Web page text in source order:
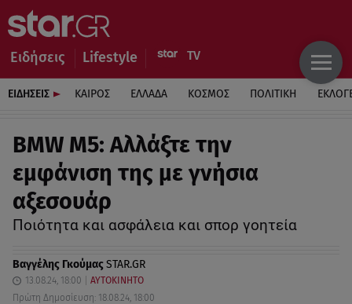
Ειδήσεις Lifestyle
ΕΙΔΗΣΕΙΣ ΚΑΙΡΟΣ ΕΛΛΑΔΑ ΚΟΣΜΟΣ ΠΟΛΙΤΙΚΗ
BMW M5: Αλλάξτε την
εμφάνιση της με γνήσια
αξεσουάρ
Ποιότητα και ασφάλεια και σπορ γοητεία
Βαγγέλης ΓκούμαςSTAR.GR
13.08.24, 18:00
ΑΥΤΟΚΙΝΗΤΟ
Πρώτη Δημοσίευση: 18.08.24, 18:00